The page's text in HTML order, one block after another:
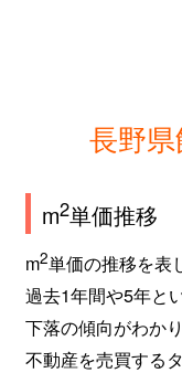
長野
m2単価推移
m2単価の推移を表
過去1年間や5年と
下落の傾向がわかり
不動産を売買する